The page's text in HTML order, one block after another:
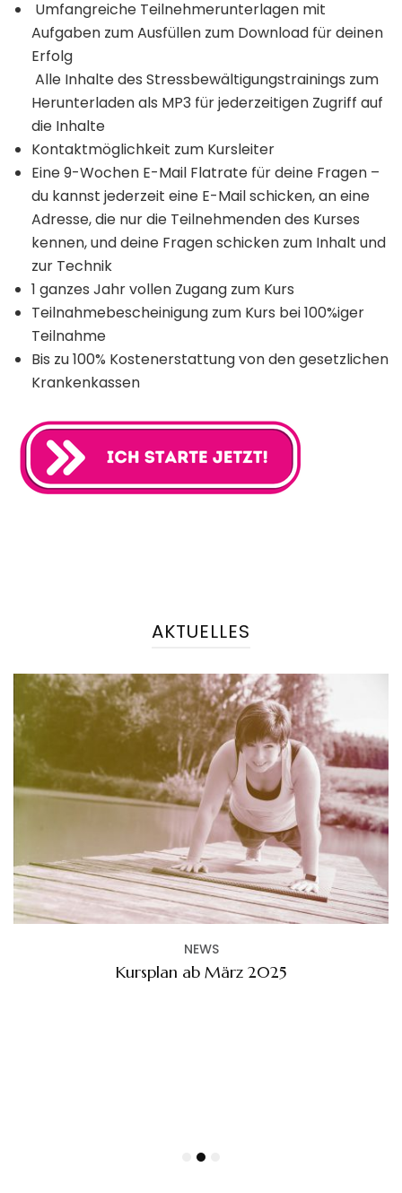
Umfangreiche Teilnehmerunterlagen mit
Aufgaben zum Ausfüllen zum Download für deinen
Erfolg
Alle Inhalte des Stressbewältigungstrainings zum
Herunterladen als MP3 für jederzeitigen Zugriff auf
die Inhalte
Kontaktmöglichkeit zum Kursleiter
Eine 9-Wochen E-Mail Flatrate für deine Fragen –
du kannst jederzeit eine E-Mail schicken, an eine
Adresse, die nur die Teilnehmenden des Kurses
kennen, und deine Fragen schicken zum Inhalt und
zur Technik
1 ganzes Jahr vollen Zugang zum Kurs
Teilnahmebescheinigung zum Kurs bei 100%iger
Teilnahme
Bis zu 100% Kostenerstattung von den gesetzlichen
Krankenkassen
AKTUELLES
NEWS
Kursplan ab März 2025